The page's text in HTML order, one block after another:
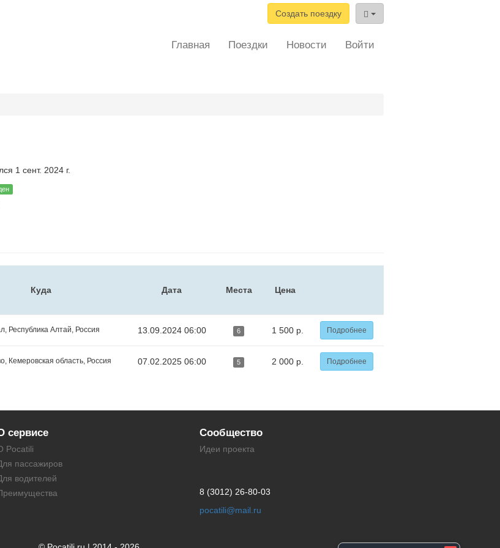
Создать поездку
Главная Поездки Новости Войти
1 сент. 2024 г.
Куда Дата Места Цена
Республика Алтай, Россия 13.09.2024 06:00 6 1 500 р. Подробнее
Кемеровская область, Россия 07.02.2025 06:00 5 2 000 р. Подробнее
сервисе
Pocatili
пассажиров
водителей
Сообщество
Идеи проекта
8 (3012) 26-80-03
pocatili@mail.ru